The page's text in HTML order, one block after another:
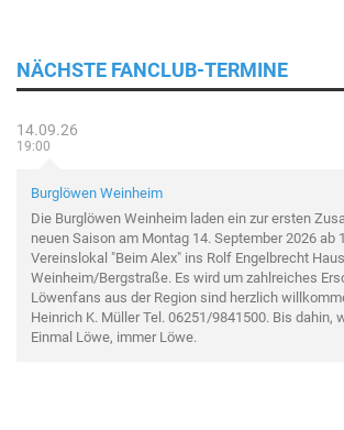
NÄCHSTE FANCLUB-TERMINE
14.09.26
19:00
Burglöwen Weinheim
Die Burglöwen Weinheim laden ein zur ersten
neuen Saison am Montag 14. September 2026 ab
Vereinslokal "Beim Alex" ins Rolf Engelbrecht
Weinheim/Bergstraße. Es wird um zahlreiches
Löwenfans aus der Region sind herzlich
Heinrich K. Müller Tel. 06251/9841500. Bis dahin,
Einmal Löwe, immer Löwe.